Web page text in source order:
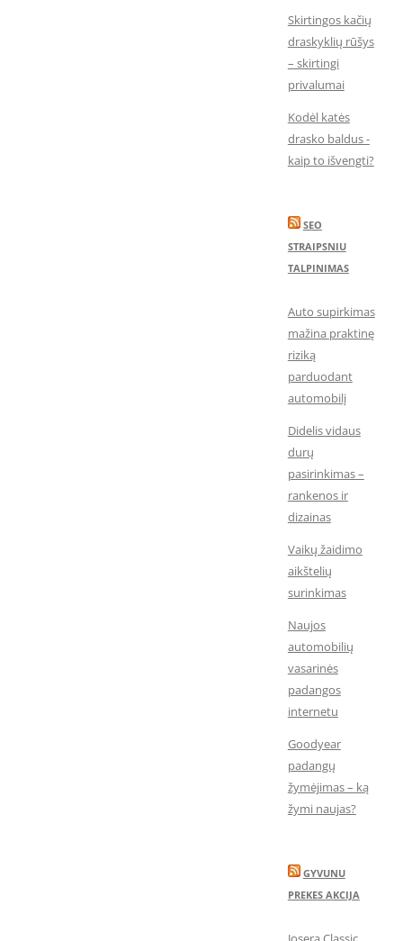
Skirtingos kačių
draskyklių rūšys
– skirtingi
privalumai
Kodėl katės
drasko baldus -
kaip to išvengti?
SEO
STRAIPSNIU
TALPINIMAS
Auto supirkimas
mažina praktinę
riziką
parduodant
automobilį
Didelis vidaus
durų
pasirinkimas –
rankenos ir
dizainas
Vaikų žaidimo
aikštelių
surinkimas
Naujos
automobilių
vasarinės
padangos
internetu
Goodyear
padangų
žymėjimas – ką
žymi naujas?
GYVUNU
PREKES AKCIJA